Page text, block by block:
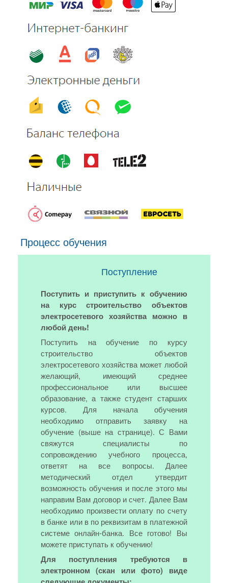
Процесс обучения
Поступление
Поступить и приступить к обучению
на курс строительство объектов
электросетевого хозяйства можно в
любой день!
Поступить на обучение по курсу
строительство объектов
электросетевого хозяйства может любой
желающий, имеющий среднее
профессиональное или высшее
образование, а также студент старших
курсов. Для начала обучения
необходимо отправить заявку на
обучение (выше на странице). С Вами
свяжутся специалисты по
сопровождению учебного процесса,
ответят на все вопросы. Далее
методический отдел утвердит
возможность обучения и после этого мы
направим Вам договор и счет. Далее Вам
необходимо произвести оплату по счету
в банке или в по реквизитам в платежной
системе онлайн-банка. Все готово! Вы
можете приступать к обучению!
Для поступления требуются в
электронном (скан или фото) виде